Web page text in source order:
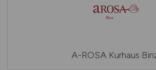
A-ROSA Kurhaus